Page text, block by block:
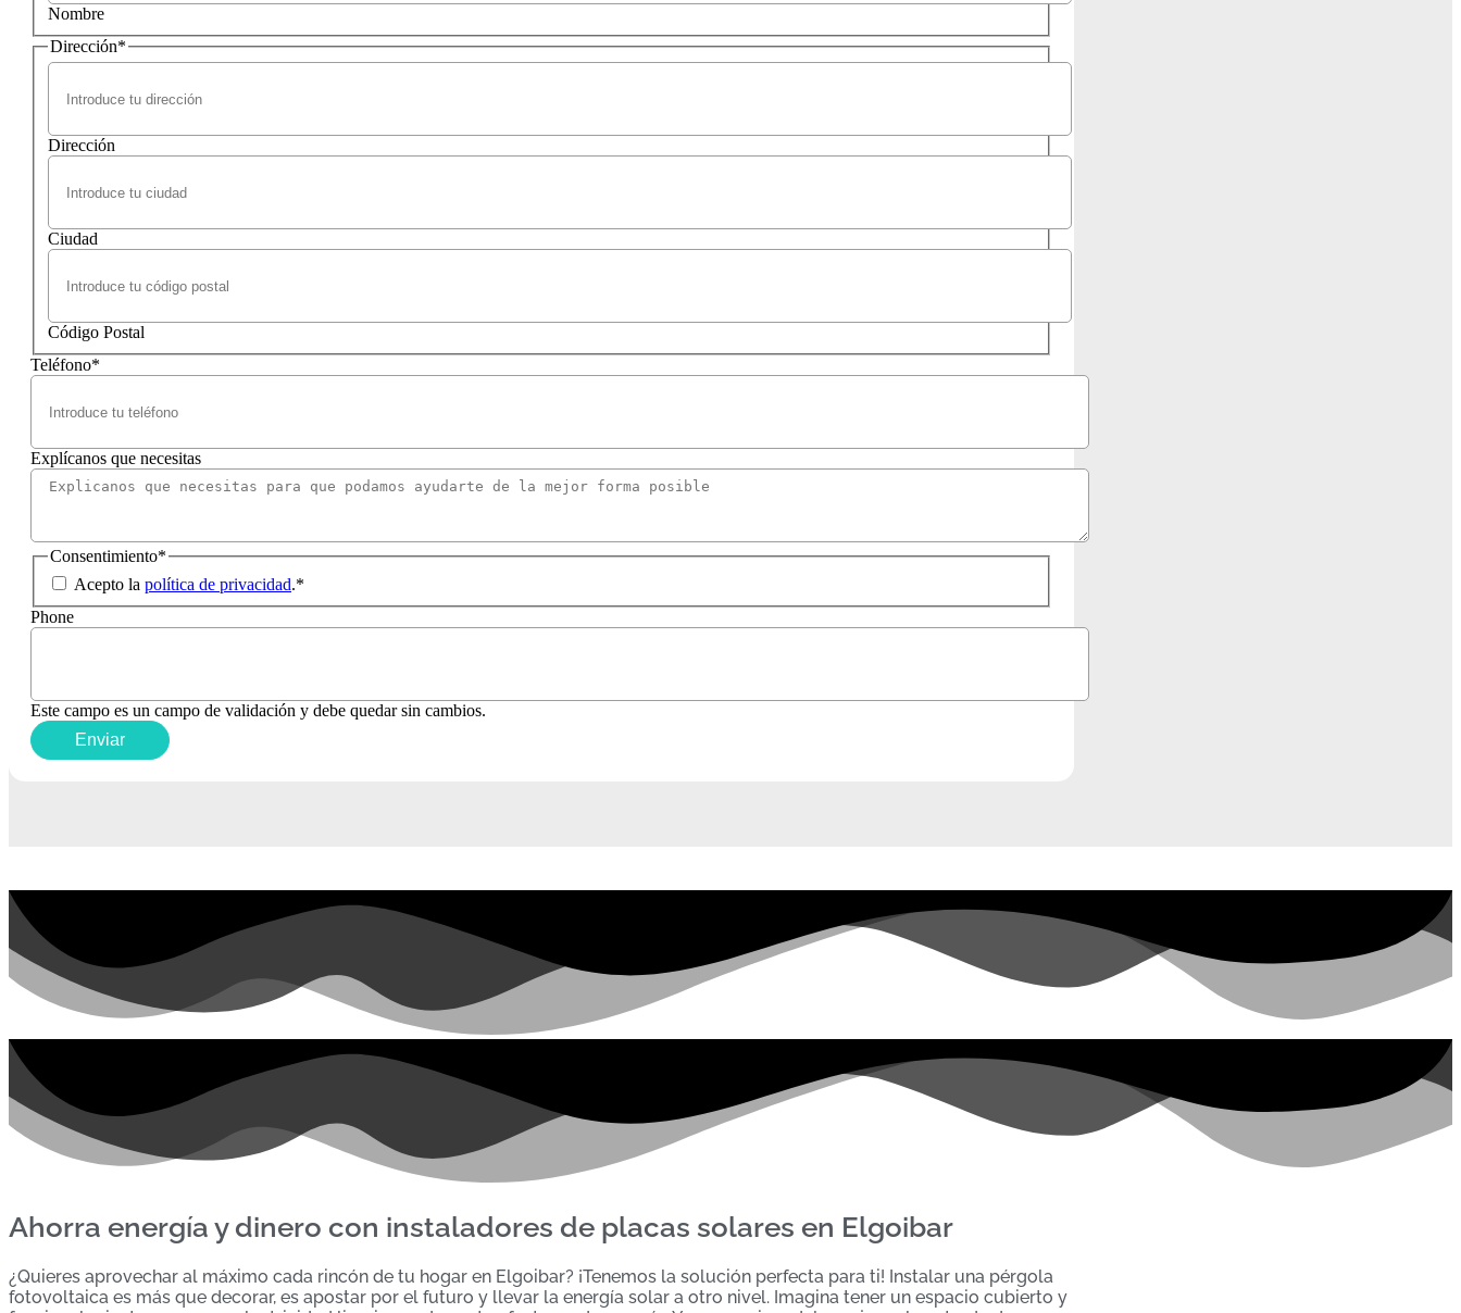
Nombre
Dirección*
Dirección
Ciudad
Código Postal
Teléfono*
Explícanos que necesitas
Consentimiento*
Acepto la política de privacidad.*
Phone
Este campo es un campo de validación y debe quedar sin cambios.
Ahorra energía y dinero con instaladores de placas solares en Elgoibar
¿Quieres aprovechar al máximo cada rincón de tu hogar en Elgoibar? ¡Tenemos la solución perfecta para ti! Instalar una pérgola
fotovoltaica es más que decorar, es apostar por el futuro y llevar la energía solar a otro nivel. Imagina tener un espacio cubierto y